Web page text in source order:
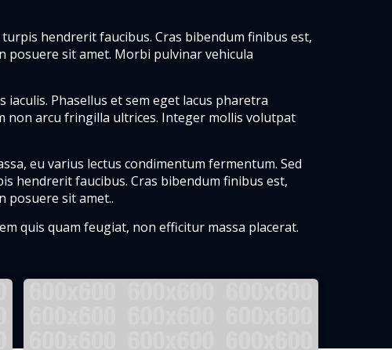
turpis hendrerit faucibus. Cras bibendum finibus est,
posuere sit amet. Morbi pulvinar vehicula
iaculis. Phasellus et sem eget lacus pharetra
non arcu fringilla ultrices. Integer mollis volutpat
eu varius lectus condimentum fermentum. Sed
hendrerit faucibus. Cras bibendum finibus est,
posuere sit amet..
quis quam feugiat, non efficitur massa placerat.